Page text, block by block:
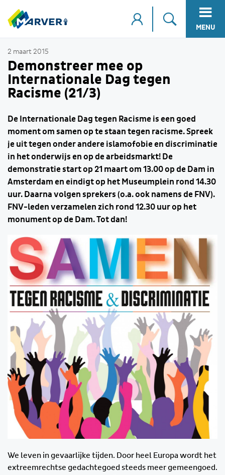
MENU
2 maart 2015
Demonstreer mee op
Internationale Dag tegen
Racisme (21/3)
De Internationale Dag tegen Racisme is een goed
moment om samen op te staan tegen racisme. Spreek
je uit tegen onder andere islamofobie en discriminatie
in het onderwijs en op de arbeidsmarkt! De
demonstratie start op 21 maart om 13.00 op de Dam in
Amsterdam en eindigt op het Museumplein rond 14.30
uur. Daarna volgen sprekers (o.a. ook namens de FNV).
FNV-leden verzamelen zich rond 12.30 uur op het
monument op de Dam. Tot dan!
We leven in gevaarlijke tijden. Door heel Europa wordt het
extreemrechtse gedachtegoed steeds meer gemeengoed.